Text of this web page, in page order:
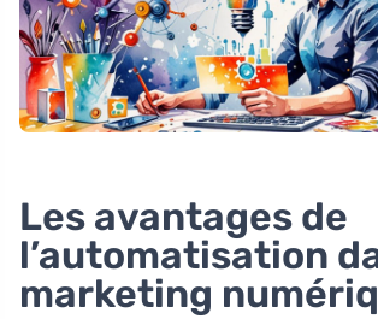
Les avantages de
l’automatisation
marketing